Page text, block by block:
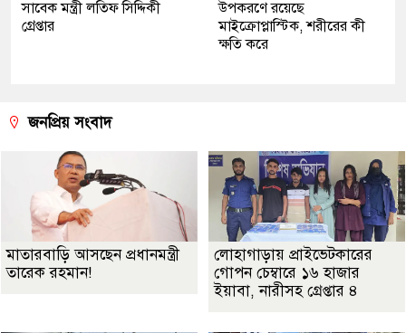
সাবেক মন্ত্রী লতিফ সিদ্দিকী
গ্রেপ্তার
উপকরণে রয়েছে
মাইক্রোপ্লাস্টিক, শরীরের কী
ক্ষতি করে
জনপ্রিয় সংবাদ
মাতারবাড়ি আসছেন প্রধানমন্ত্রী
তারেক রহমান!
লোহাগাড়ায় প্রাইভেটকারের
গোপন চেম্বারে ১৬ হাজার
ইয়াবা, নারীসহ গ্রেপ্তার ৪